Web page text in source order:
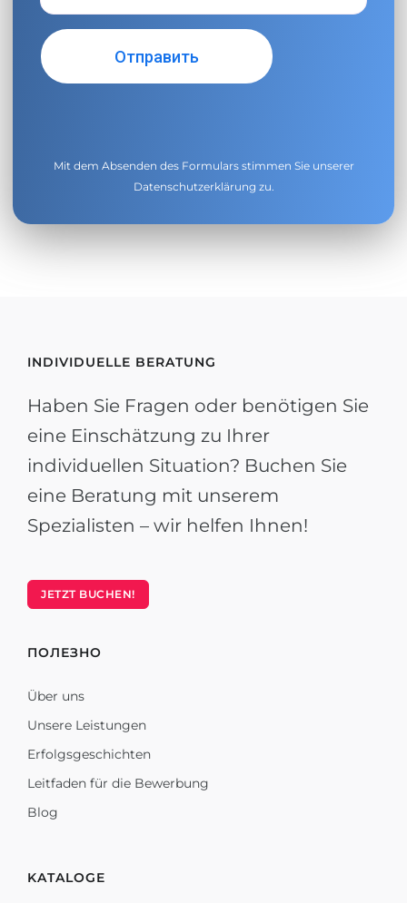
Mit dem Absenden des Formulars stimmen Sie unserer
Datenschutzerklärung zu.
INDIVIDUELLE BERATUNG
Haben Sie Fragen oder benötigen Sie
eine Einschätzung zu Ihrer
individuellen Situation? Buchen Sie
eine Beratung mit unserem
Spezialisten – wir helfen Ihnen!
JETZT BUCHEN!
ПОЛЕЗНО
Über uns
Unsere Leistungen
Erfolgsgeschichten
Leitfaden für die Bewerbung
Blog
KATALOGE